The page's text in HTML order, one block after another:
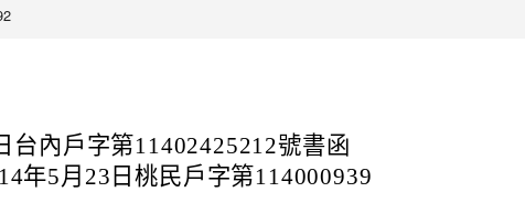
台內戶字第11402425212號書函
年5月23日桃民戶字第114000939